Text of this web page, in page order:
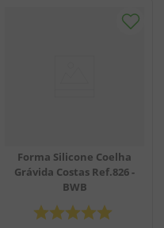
Forma Silicone Coelha
Grávida Costas Ref.826 -
BWB